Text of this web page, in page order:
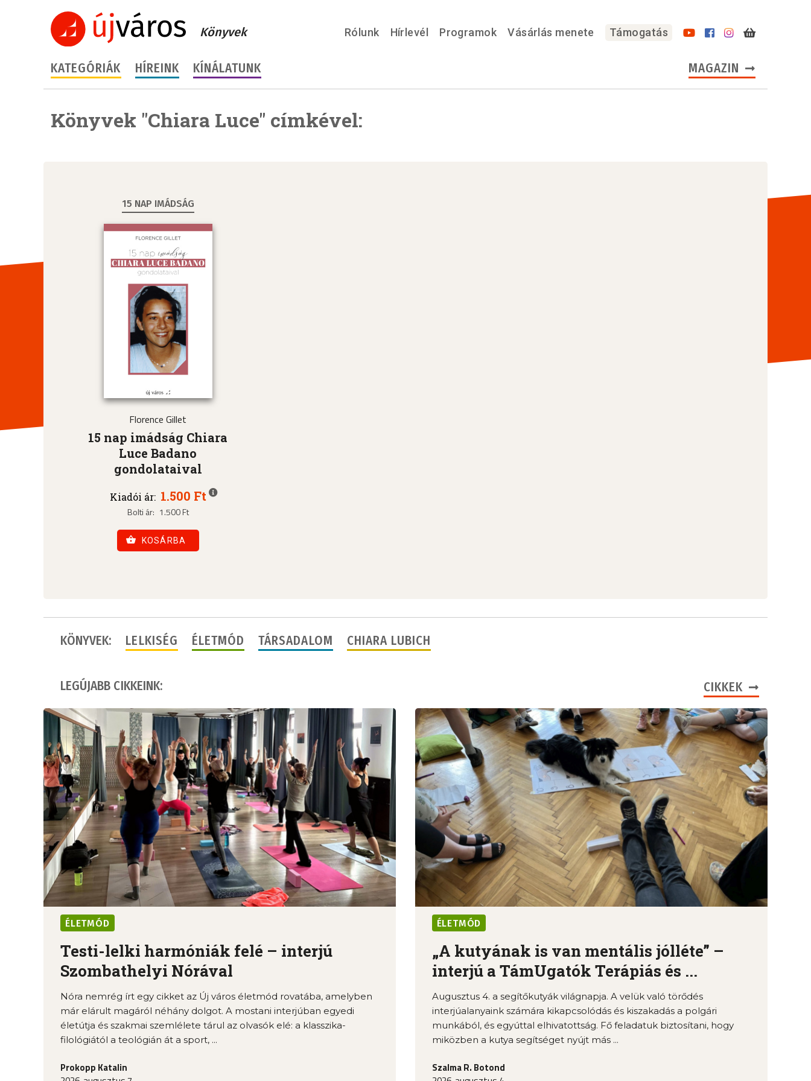
Könyvek Rólunk Hírlevél Programok Vásárlás menete Támogatás
KATEGÓRIÁK HÍREINK KÍNÁLATUNK MAGAZIN
Könyvek "Chiara Luce" címkével:
15 NAP IMÁDSÁG
Florence Gillet
15 nap imádság Chiara
Luce Badano
gondolataival
Kiadói ár: 1.500 Ft
Bolti ár: 1.500 Ft
KOSÁRBA
KÖNYVEK: LELKISÉG ÉLETMÓD TÁRSADALOM CHIARA LUBICH
LEGÚJABB CIKKEINK: CIKKEK
ÉLETMÓD
Testi-lelki harmóniák felé – interjú
Szombathelyi Nórával
Nóra nemrég írt egy cikket az Új város életmód rovatába, amelyben
már elárult magáról néhány dolgot. A mostani interjúban egyedi
életútja és szakmai szemlélete tárul az olvasók elé: a klasszika-
filológiától a teológián át a sport, ...
Prokopp Katalin
ÉLETMÓD
„A kutyának is van mentális jólléte” –
interjú a TámUgatók Terápiás és ...
Augusztus 4. a segítőkutyák világnapja. A velük való törődés
interjúalanyaink számára kikapcsolódás és kiszakadás a polgári
munkából, és egyúttal elhivatottság. Fő feladatuk biztosítani, hogy
miközben a kutya segítséget nyújt más ...
Szalma R. Botond